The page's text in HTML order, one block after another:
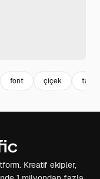
font çiçek
Kreatif ekipler,